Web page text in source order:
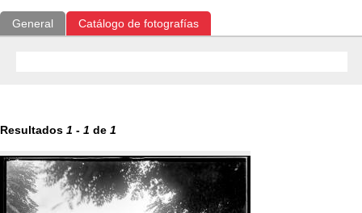
General Catálogo de fotografías
Resultados 1 - 1 de 1